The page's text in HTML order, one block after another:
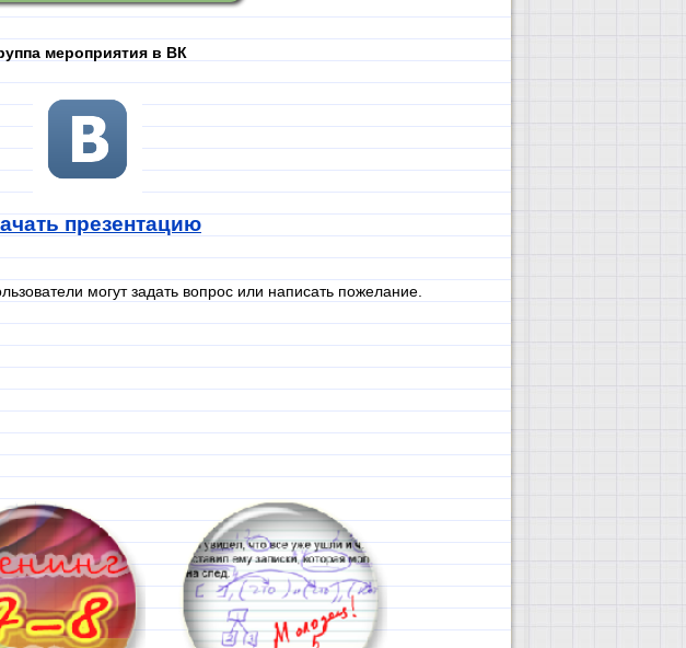
мероприятия в ВК
ачать презентацию
могут задать вопрос или написать пожелание.